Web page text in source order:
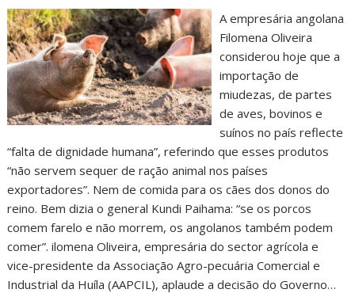
A empresária angolana
Filomena Oliveira
considerou hoje que a
importação de
miudezas, de partes
de aves, bovinos e
suínos no país reflecte
“falta de dignidade humana”, referindo que esses produtos
“não servem sequer de ração animal nos países
exportadores”. Nem de comida para os cães dos donos do
reino. Bem dizia o general Kundi Paihama: “se os porcos
comem farelo e não morrem, os angolanos também podem
comer”. ilomena Oliveira, empresária do sector agrícola e
vice-presidente da Associação Agro-pecuária Comercial e
Industrial da Huíla (AAPCIL), aplaude a decisão do Governo…